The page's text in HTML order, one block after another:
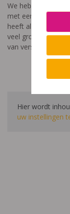
We hebben een
met een
heeft als doel aan
veel groter is dan
van verschillende
Hier wordt
uw instellingen